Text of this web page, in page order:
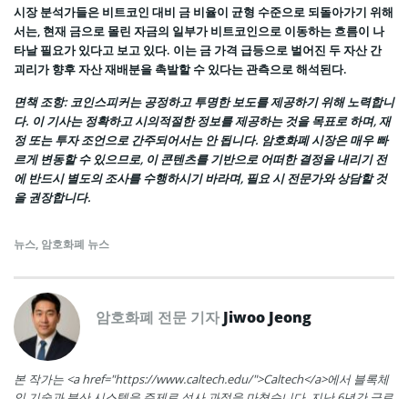
시장 분석가들은 비트코인 대비 금 비율이 균형 수준으로 되돌아가기 위해
서는, 현재 금으로 몰린 자금의 일부가 비트코인으로 이동하는 흐름이 나
타날 필요가 있다고 보고 있다. 이는 금 가격 급등으로 벌어진 두 자산 간
괴리가 향후 자산 재배분을 촉발할 수 있다는 관측으로 해석된다.
면책 조항: 코인스피커는 공정하고 투명한 보도를 제공하기 위해 노력합니
다. 이 기사는 정확하고 시의적절한 정보를 제공하는 것을 목표로 하며, 재
정 또는 투자 조언으로 간주되어서는 안 됩니다. 암호화폐 시장은 매우 빠
르게 변동할 수 있으므로, 이 콘텐츠를 기반으로 어떠한 결정을 내리기 전
에 반드시 별도의 조사를 수행하시기 바라며, 필요 시 전문가와 상담할 것
을 권장합니다.
뉴스, 암호화폐 뉴스
암호화폐 전문 기자Jiwoo Jeong
본 작가는 <a href="https://www.caltech.edu/">Caltech</a>에서 블록체